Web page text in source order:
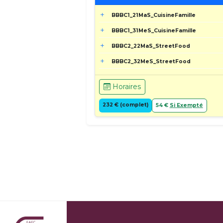
BBBC1_21MaS_CuisineFamille
BBBC1_31MeS_CuisineFamille
BBBC2_22MaS_StreetFood
BBBC2_32MeS_StreetFood
Horaires
232 € (complet) 54 € Si Exempté